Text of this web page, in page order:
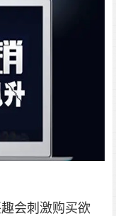
会刺激购买欲